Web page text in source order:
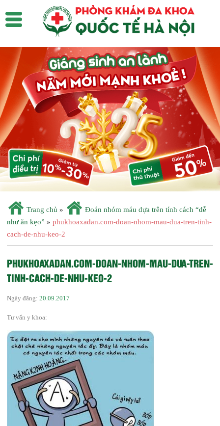
Trang chủ »
Đoán nhóm máu dựa trên tính cách “dễ
như ăn kẹo” » phukhoaxadan.com-doan-nhom-mau-dua-tren-tinh-
cach-de-nhu-keo-2
PHUKHOAXADAN.COM-DOAN-NHOM-MAU-DUA-TREN-
TINH-CACH-DE-NHU-KEO-2
Ngày đăng: 20.09.2017
Tư vấn y khoa: